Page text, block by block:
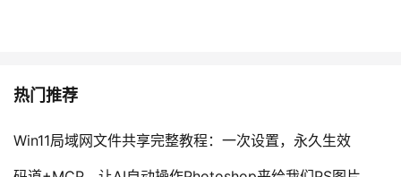
热门推荐
Win11局域网文件共享完整教程：一次设置，永久生效